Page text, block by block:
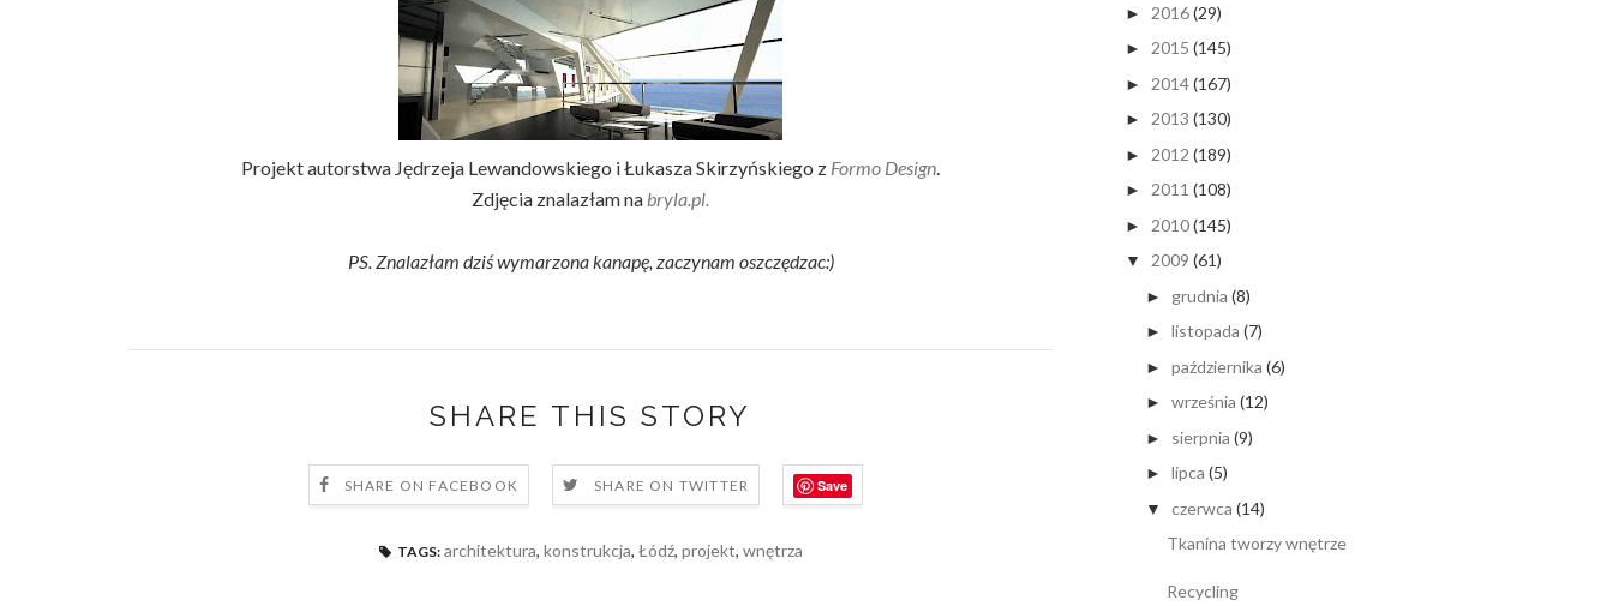
Projekt autorstwa Jędrzeja Lewandowskiego i Łukasza Skirzyńskiego z Formo Design.
Zdjęcia znalazłam nabryla.pl.
PS. Znalazłam dziś wymarzona kanapę, zaczynam oszczędzac:)
SHARE THIS STORY
SHARE ON FACEBOOK SHARE ON TWITTER Save
TAGS: architektura, konstrukcja, Łódź, projekt, wnętrza
► 2016(29)
► 2015 (145)
► 2014(167)
► 2013 (130)
► 2012 (189)
► 2011 (108)
► 2010(145)
▼ 2009 (61)
► grudnia (8)
► listopada (7)
► października (6)
► września (12)
► sierpnia (9)
► lipca (5)
▼ czerwca (14)
Tkanina tworzy wnętrze
Recycling